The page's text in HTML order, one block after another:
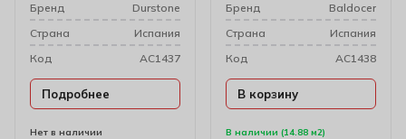
Нет в наличии
Бренд
Durstone
Cтрана
Испания
Код
AC1437
Подробнее
В наличии (14.88 м2)
Бренд
Baldocer
Cтрана
Испания
Код
AC1438
В корзину